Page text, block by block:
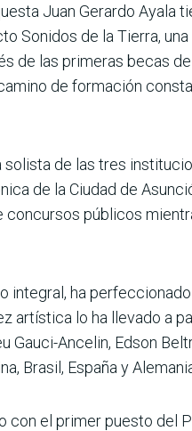
Juan Gerardo Ayala
Sonidos de la Tierra,
de las primeras becas
de formación
de las tres
de la Ciudad de
públicos
integral, ha
artística lo ha llevado a
Gauci-Ancelin, Edson
Brasil, España y
el primer puesto del